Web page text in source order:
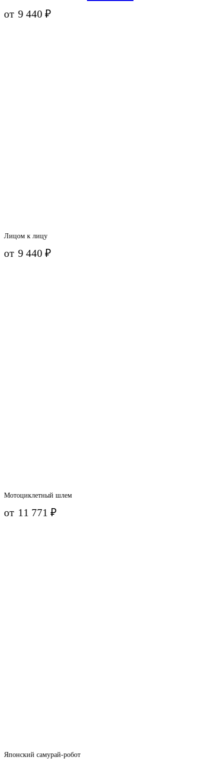
от 9 440₽
Лицом к лицу
от 9 440₽
Мотоциклетный шлем
от 11 771₽
Японский самурай-робот